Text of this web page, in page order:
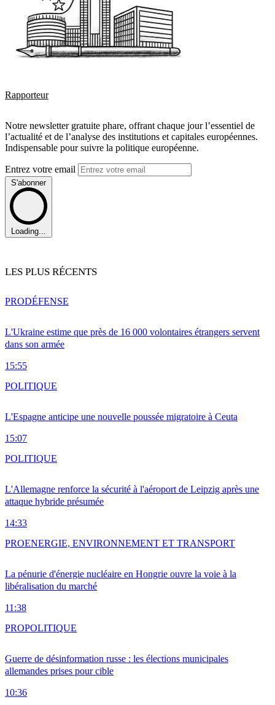
Rapporteur
Notre newsletter gratuite phare, offrant chaque jour l’essentiel de
l’actualité et de l’analyse des institutions et capitales européennes.
Indispensable pour suivre la politique européenne.
Entrez votre email
S'abonner
Loading...
LES PLUS RÉCENTS
L'Ukraine estime que près de 16 000 volontaires étrangers servent
dans son armée
15:55
PRODÉFENSE
L'Espagne anticipe une nouvelle poussée migratoire à Ceuta
15:07
POLITIQUE
L'Allemagne renforce la sécurité à l'aéroport de Leipzig après une
attaque hybride présumée
14:33
POLITIQUE
La pénurie d'énergie nucléaire en Hongrie ouvre la voie à la
libéralisation du marché
11:38
PROENERGIE, ENVIRONNEMENT ET TRANSPORT
Guerre de désinformation russe : les élections municipales
allemandes prises pour cible
10:36
PROPOLITIQUE